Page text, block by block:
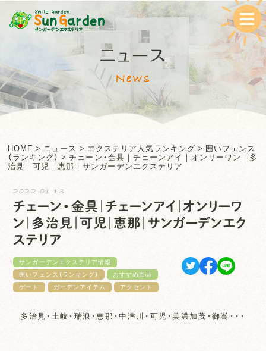
ニュース
News
HOME > ニュース > エクステリア人気ランキング > 囲いフェンス
（ランキング） >チェーン・金具｜チェーンアイ｜オンリーワン｜多
治見｜可児｜恵那｜サンガーデンエクステリア
2022.01.13
チェーン・金具｜チェーンアイ｜オンリーワ
ン｜多治見｜可児｜恵那｜サンガーデンエク
ステリア
サンガーデンエクステリア情報
囲いフェンス（ランキング）
おすすめ商品
ゲート
ガーデンアイテム アクセント
多治見・土岐・瑞浪・恵那・中津川・可児・美濃加茂・御嵩・・・